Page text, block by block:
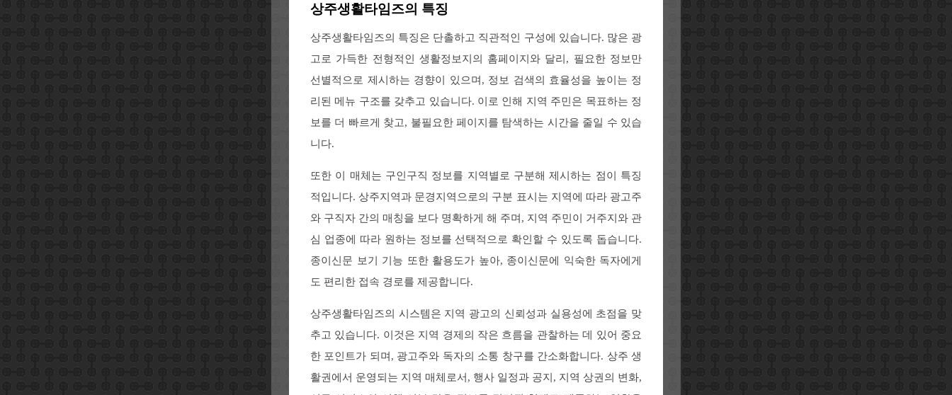
상주생활타임즈의 특징
상주생활타임즈의 특징은 단촐하고 직관적인 구성에 있습니다. 많은 광
고로 가득한 전형적인 생활정보지의 홈페이지와 달리, 필요한 정보만
선별적으로 제시하는 경향이 있으며, 정보 검색의 효율성을 높이는 정
리된 메뉴 구조를 갖추고 있습니다. 이로 인해 지역 주민은 목표하는 정
보를 더 빠르게 찾고, 불필요한 페이지를 탐색하는 시간을 줄일 수 있습
니다.
또한 이 매체는 구인구직 정보를 지역별로 구분해 제시하는 점이 특징
적입니다. 상주지역과 문경지역으로의 구분 표시는 지역에 따라 광고주
와 구직자 간의 매칭을 보다 명확하게 해 주며, 지역 주민이 거주지와 관
심 업종에 따라 원하는 정보를 선택적으로 확인할 수 있도록 돕습니다.
종이신문 보기 기능 또한 활용도가 높아, 종이신문에 익숙한 독자에게
도 편리한 접속 경로를 제공합니다.
상주생활타임즈의 시스템은 지역 광고의 신뢰성과 실용성에 초점을 맞
추고 있습니다. 이것은 지역 경제의 작은 흐름을 관찰하는 데 있어 중요
한 포인트가 되며, 광고주와 독자의 소통 창구를 간소화합니다. 상주 생
활권에서 운영되는 지역 매체로서, 행사 일정과 공지, 지역 상권의 변화,